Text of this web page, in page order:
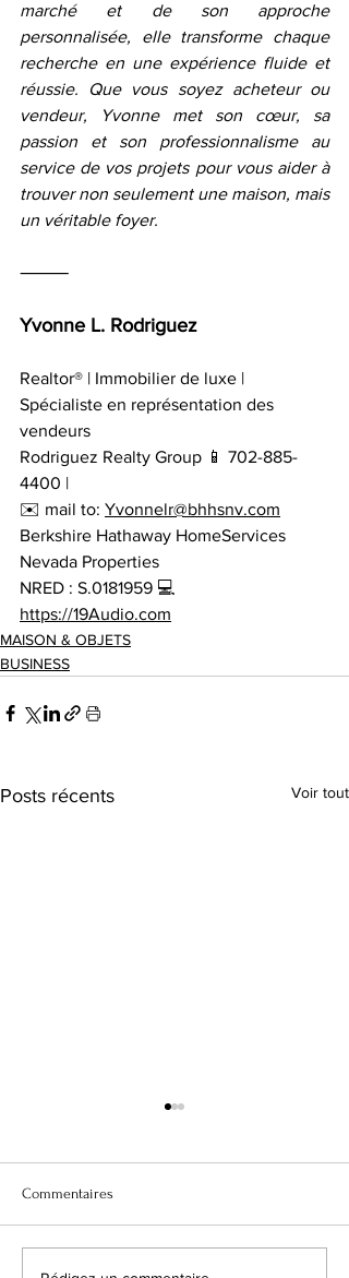
marché et de son approche
personnalisée, elle transforme chaque
recherche en une expérience fluide et
réussie. Que vous soyez acheteur ou
vendeur, Yvonne met son cœur, sa
passion et son professionnalisme au
service de vos projets pour vous aider à
trouver non seulement une maison, mais
un véritable foyer.
⸻
Yvonne L. Rodriguez
Realtor® | Immobilier de luxe |
Spécialiste en représentation des
vendeurs
Rodriguez Realty Group 📱 702-885-
4400 |
✉️ mail to: Yvonnelr@bhhsnv.com
Berkshire Hathaway HomeServices
Nevada Properties
NRED : S.0181959 💻
https://19Audio.com
MAISON & OBJETS
BUSINESS
Posts récents Voir tout
Commentaires